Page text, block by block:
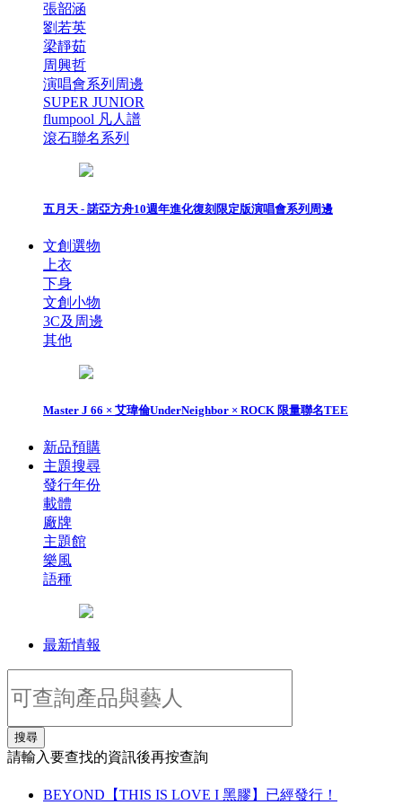
張韶涵
劉若英
梁靜茹
周興哲
演唱會系列周邊
SUPER JUNIOR
flumpool 凡人譜
滾石聯名系列
五月天 - 諾亞方舟10週年進化復刻限定版演唱會系列周邊
文創選物
上衣
下身
文創小物
3C及周邊
其他
Master J 66 × 艾瑋倫UnderNeighbor × ROCK 限量聯名TEE
新品預購
主題搜尋
發行年份
載體
廠牌
主題館
樂風
語種
最新情報
搜尋
請輸入要查找的資訊後再按查詢
BEYOND【THIS IS LOVE I 黑膠】已經發行！